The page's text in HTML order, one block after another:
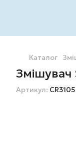
Каталог
Змішувач
Артикул: